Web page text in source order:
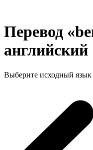
Перевод
английский
Выберите исходный язык